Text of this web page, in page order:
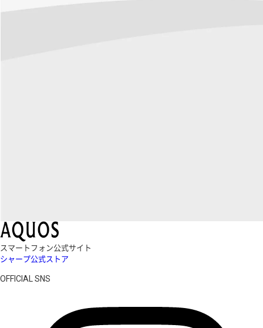
スマートフォン公式サイト
シャープ公式ストア
OFFICIAL SNS